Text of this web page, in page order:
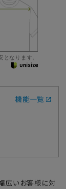
なります。
機能一覧
広いお客様に対